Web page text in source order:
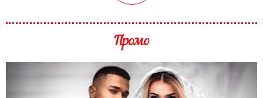
Промо